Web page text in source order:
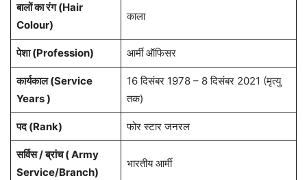
बालों का रंग (Hair
Colour)
काला
पेशा (Profession) आर्मी ऑफिसर
कार्यकाल (Service
Years )
16 दिसंबर 1978 – 8 दिसंबर 2021 (मृत्यु
तक)
पद (Rank) फोर स्टार जनरल
सर्विस / ब्रांच ( Army
Service/Branch)
भारतीय आर्मी